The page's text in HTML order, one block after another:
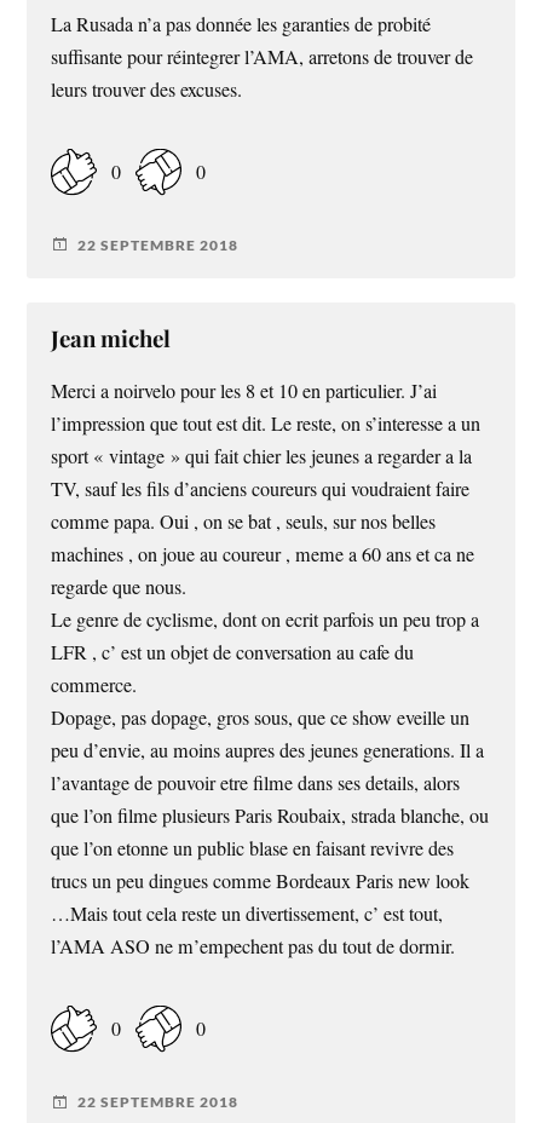
La Rusada n’a pas donnée les garanties de probité
suffisante pour réintegrer l’AMA, arretons de trouver de
leurs trouver des excuses.
0 0
22 SEPTEMBRE 2018
Jean michel
Merci a noirvelo pour les 8 et 10 en particulier. J’ai
l’impression que tout est dit. Le reste, on s’interesse a un
sport « vintage » qui fait chier les jeunes a regarder a la
TV, sauf les fils d’anciens coureurs qui voudraient faire
comme papa. Oui , on se bat , seuls, sur nos belles
machines , on joue au coureur , meme a 60 ans et ca ne
regarde que nous.
Le genre de cyclisme, dont on ecrit parfois un peu trop a
LFR , c’ est un objet de conversation au cafe du
commerce.
Dopage, pas dopage, gros sous, que ce show eveille un
peu d’envie, au moins aupres des jeunes generations. Il a
l’avantage de pouvoir etre filme dans ses details, alors
que l’on filme plusieurs Paris Roubaix, strada blanche, ou
que l’on etonne un public blase en faisant revivre des
trucs un peu dingues comme Bordeaux Paris new look
…Mais tout cela reste un divertissement, c’ est tout,
l’AMA ASO ne m’empechent pas du tout de dormir.
0 0
22 SEPTEMBRE 2018